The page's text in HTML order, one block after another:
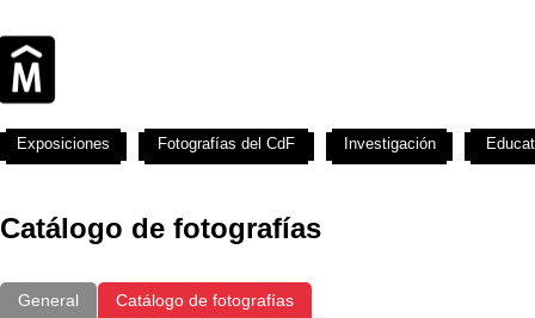
Catálogo de fotografías
General Catálogo de fotografías
Exposiciones Fotografías del CdF Investigación